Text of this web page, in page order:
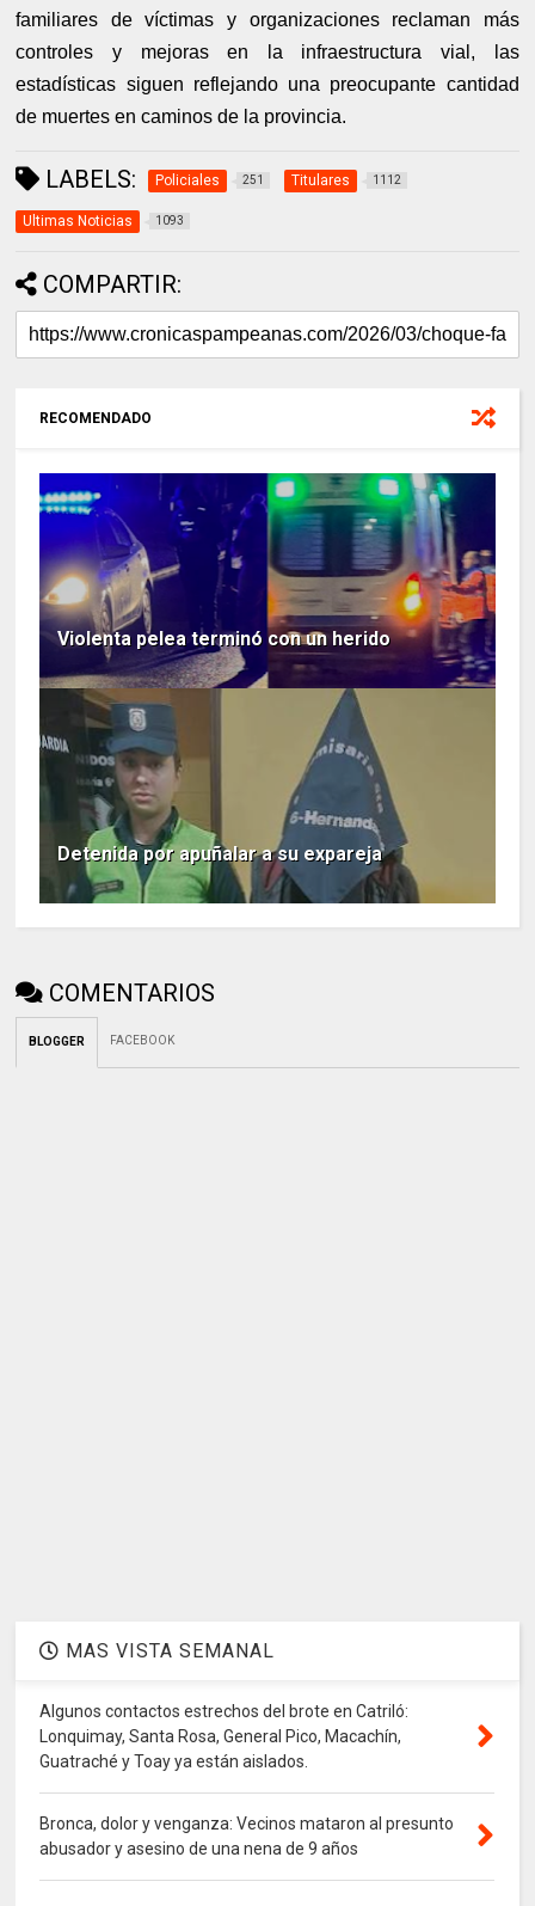
familiares de víctimas y organizaciones reclaman más
controles y mejoras en la infraestructura vial, las
estadísticas siguen reflejando una preocupante cantidad
de muertes en caminos de la provincia.
LABELS: Policiales 251 Titulares 1112
Ultimas Noticias 1093
COMPARTIR:
RECOMENDADO
Violenta pelea terminó con un herido
Detenida por apuñalar a su expareja
COMENTARIOS
BLOGGER FACEBOOK
MAS VISTA SEMANAL
Algunos contactos estrechos del brote en Catriló:
Lonquimay, Santa Rosa, General Pico, Macachín,
Guatraché y Toay ya están aislados.
Bronca, dolor y venganza: Vecinos mataron al presunto
abusador y asesino de una nena de 9 años